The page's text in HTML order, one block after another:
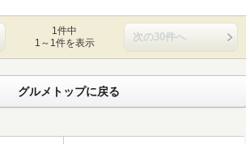
1件中
1～1件を表示
次の30件へ
グルメトップに戻る